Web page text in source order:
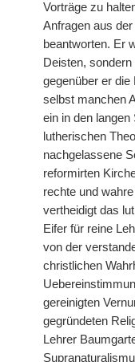
Vorträge zu
Anfragen aus
beantworten. Er
Deisten,
gegenüber er die
selbst manchen
ein in den langen
lutherischen
nachgelassene
reformirten
rechte und
vertheidigt das
Eifer für reine
von der
christlichen
gereinigten
gegründeten
Lehrer